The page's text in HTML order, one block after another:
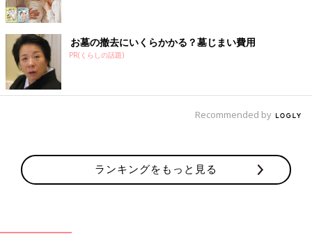
お墓の撤去にいくらかかる？墓じまい費用
PR(くらしの話題)
Recommended by
ランキングをもっと見る